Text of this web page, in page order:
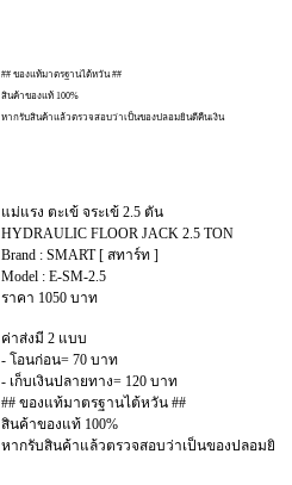
## ของแท้มาตรฐานไต้หวัน ##
สินค้าของแท้ 100%
หากรับสินค้าแล้วตรวจสอบว่าเป็นของปลอมยินดีคืนเงิน
แม่แรง ตะเข้ จระเข้ 2.5 ตัน
HYDRAULIC FLOOR JACK 2.5 TON
Brand : SMART [ สทาร์ท ]
Model : E-SM-2.5
ราคา 1050 บาท
ค่าส่งมี 2 แบบ
- โอนก่อน= 70 บาท
- เก็บเงินปลายทาง= 120 บาท
## ของแท้มาตรฐานไต้หวัน ##
สินค้าของแท้ 100%
หากรับสินค้าแล้วตรวจสอบว่าเป็นของปลอมยิน